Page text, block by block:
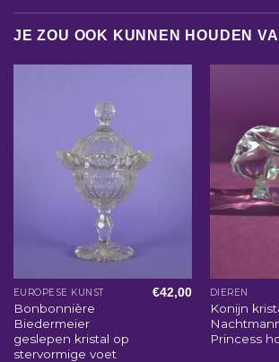
JE ZOU OOK KUNNEN HOUDEN
EUROPESE KUNST
Bonbonnière
Biedermeier
geslepen kristal op
stervormige voet
€42,00 DIEREN
Konijn
Princess